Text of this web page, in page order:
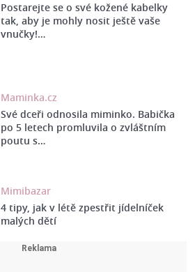
Postarejte se o své kožené kabelky
tak, aby je mohly nosit ještě vaše
vnučky!…
Maminka.cz
Své dceři odnosila miminko. Babička
po 5 letech promluvila o zvláštním
poutu s…
Mimibazar
4 tipy, jak v létě zpestřit jídelníček
malých dětí